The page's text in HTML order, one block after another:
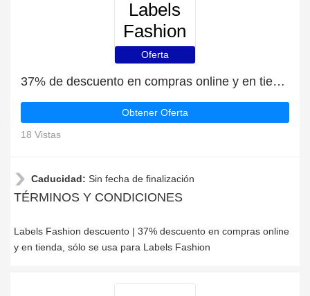
Labels
Fashion
Oferta
37% de descuento en compras online y en tienda
Obtener Oferta
18 Vistas
Caducidad: Sin fecha de finalización
TÉRMINOS Y CONDICIONES
Labels Fashion descuento | 37% descuento en compras online
y en tienda, sólo se usa para Labels Fashion